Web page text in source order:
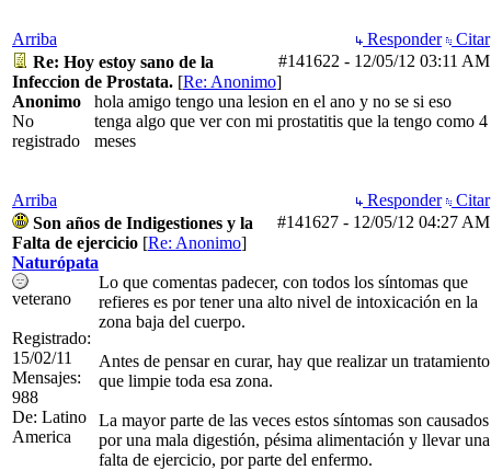
Arriba Responder
Citar
#141622 - 12/05/12 03:11 AM
Re: Hoy estoy sano de la
Infeccion de Prostata. [Re: Anonimo]
Anonimo
No
registrado
hola amigo tengo una lesion en el ano y no se si eso
tenga algo que ver con mi prostatitis que la tengo como 4
meses
Arriba Responder
Citar
#141627 - 12/05/12 04:27 AM
Son años de Indigestiones y la
Falta de ejercicio [Re: Anonimo]
Naturópata
veterano
Registrado:
15/02/11
Mensajes:
988
De: Latino
America
Lo que comentas padecer, con todos los síntomas que
refieres es por tener una alto nivel de intoxicación en la
zona baja del cuerpo.
Antes de pensar en curar, hay que realizar un tratamiento
que limpie toda esa zona.
La mayor parte de las veces estos síntomas son causados
por una mala digestión, pésima alimentación y llevar una
falta de ejercicio, por parte del enfermo.